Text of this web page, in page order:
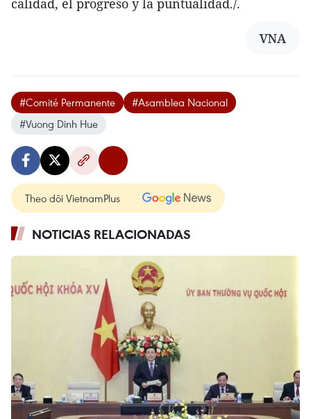
VNA
#Comité Permanente
#Asamblea Nacional
#Vuong Dinh Hue
Theo dõi VietnamPlus
NOTICIAS RELACIONADAS